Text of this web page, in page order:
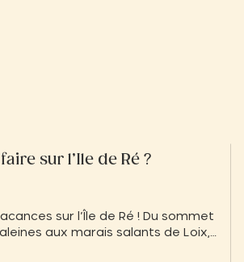
sur l’Ile de Ré ?
sur l’Île de Ré ! Du sommet
aux marais salants de Loix,